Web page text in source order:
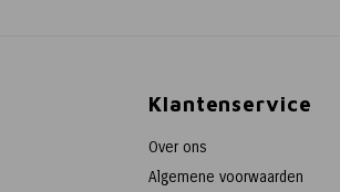
Klantenservice
Over ons
Algemene voorwaarden